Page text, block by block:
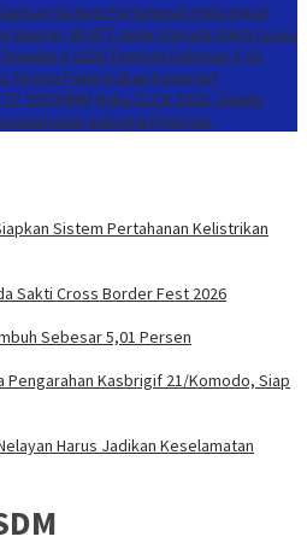
Sistem Pertahanan Kelistrikan
Sinergi, BI NTT Gelar Garuda Sakti Cross
II 2026 Tumbuh Sebesar 5,01
Terima Pengarahan Kasbrigif
939/MMM Buka SLCN 2026, Sekda
Sebagai Prioritas
Sistem Pertahanan Kelistrikan
Sakti Cross Border Fest 2026
Sebesar 5,01 Persen
Pengarahan Kasbrigif 21/Komodo, Siap
Harus Jadikan Keselamatan